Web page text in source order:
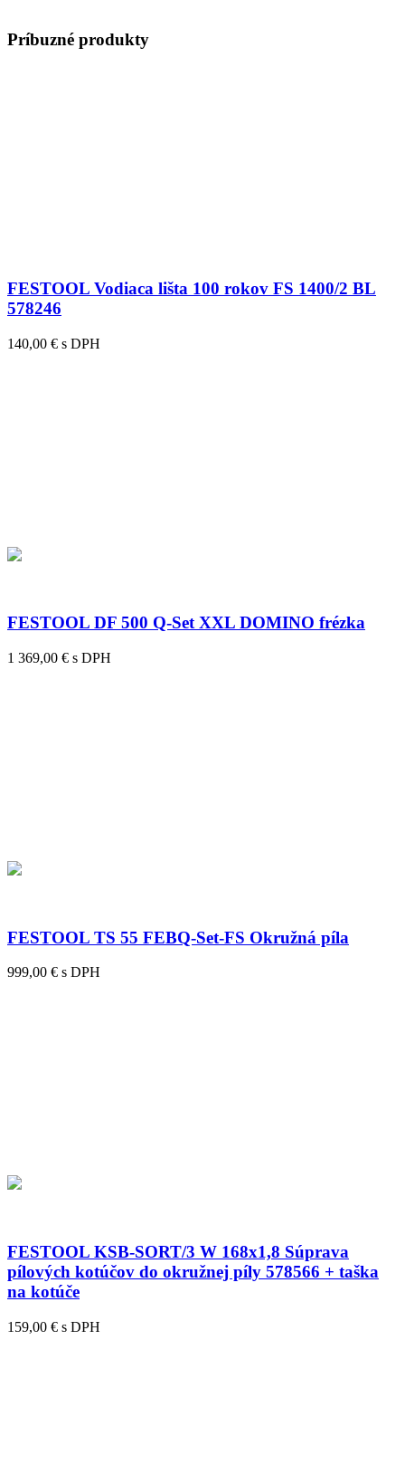
Príbuzné produkty
FESTOOL Vodiaca lišta 100 rokov FS 1400/2 BL
578246
140,00 € s DPH
FESTOOL DF 500 Q-Set XXL DOMINO frézka
1 369,00 € s DPH
FESTOOL TS 55 FEBQ-Set-FS Okružná píla
999,00 € s DPH
FESTOOL KSB-SORT/3 W 168x1,8 Súprava
pílových kotúčov do okružnej píly 578566 + taška
na kotúče
159,00 € s DPH